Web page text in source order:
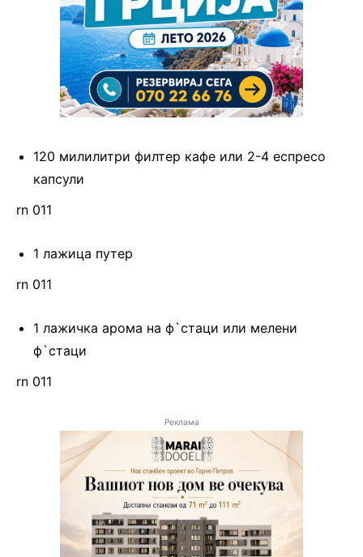
120 милилитри филтер кафе или 2-4 еспресо
капсули
rn 011
1 лажица путер
rn 011
1 лажичка арома на ф`стаци или мелени
ф`стаци
rn 011
Реклама